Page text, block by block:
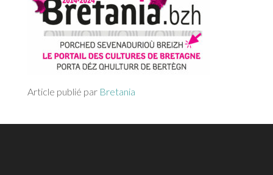
Article publié par Bretania